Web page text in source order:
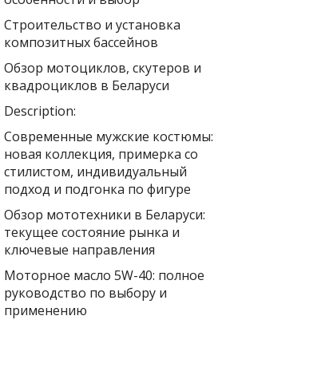
Строительство и установка
композитных бассейнов
Обзор мотоциклов, скутеров и
квадроциклов в Беларуси
Description:
Современные мужские костюмы:
новая коллекция, примерка со
стилистом, индивидуальный
подход и подгонка по фигуре
Обзор мототехники в Беларуси:
текущее состояние рынка и
ключевые направления
Моторное масло 5W-40: полное
руководство по выбору и
применению